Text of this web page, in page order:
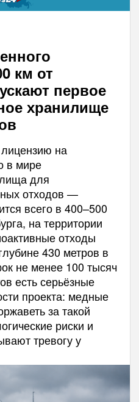
км от
первое
хранилище
на
в мире
для
отходов —
всего в 400–500
на территории
отходы
430 метров в
не менее 100 тысяч
есть серьёзные
проекта: медные
за такой
риски и
тревогу у